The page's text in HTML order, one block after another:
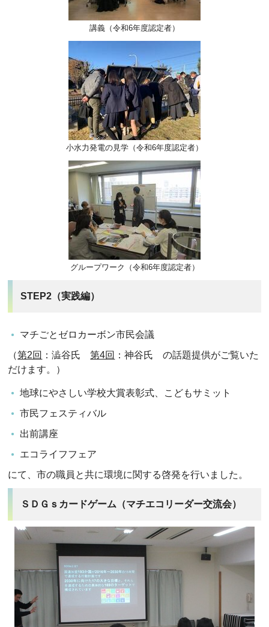
講義（令和6年度認定者）
小水力発電の見学（令和6年度認定者）
グループワーク（令和6年度認定者）
STEP2（実践編）
マチごとゼロカーボン市民会議
（第2回 ：澁谷氏第4回 ：神谷氏 の話題提供がご覧いた
だけます。）
地球にやさしい学校大賞表彰式、こどもサミット
市民フェスティバル
出前講座
エコライフフェア
にて、市の職員と共に環境に関する啓発を行いました。
ＳＤＧｓカードゲーム（マチエコリーダー交流会）